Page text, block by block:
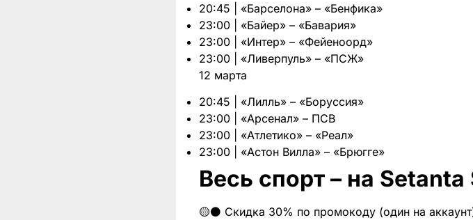
20:45 | «Барселона» – «Бенфика»
23:00 | «Байер» – «Бавария»
23:00 | «Интер» – «Фейеноорд»
23:00 | «Ливерпуль» – «ПСЖ»
12 марта
20:45 | «Лилль» – «Боруссия»
23:00 | «Арсенал» – ПСВ
23:00 | «Атлетико» – «Реал»
23:00 | «Астон Вилла» – «Брюгге»
Весь спорт – на
🟡⚫️ Скидка 30% по промокоду (один на